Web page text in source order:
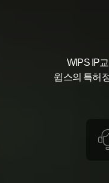
WIPS IP
윕스의 특허